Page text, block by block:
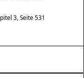
3, Seite 531